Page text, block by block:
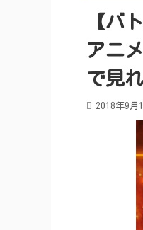
【バ
アニ
で見
2018年9月